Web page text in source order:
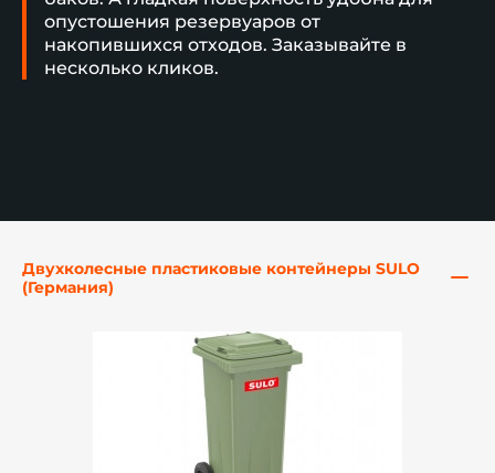
опустошения резервуаров от
накопившихся отходов. Заказывайте в
несколько кликов.
Двухколесные пластиковые контейнеры SULO
(Германия)